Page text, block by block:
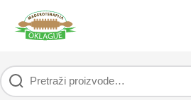
sadržaj